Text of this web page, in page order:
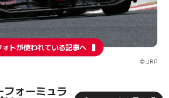
ォトが使われている記事へ
© JRP
ォーミュラ